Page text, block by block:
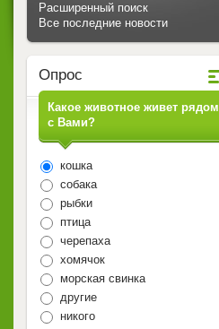
Расширенный поиск
Все последние новости
Опрос
Какое животное живет рядом
с Вами?
кошка
собака
рыбки
птица
черепаха
хомячок
морская свинка
другие
никого